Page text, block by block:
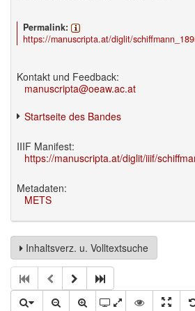
Permalink:
https://manuscripta.at/diglit/
Kontakt und Feedback:
manuscripta@oeaw.ac.at
Startseite des Bandes
IIIF Manifest:
https://manuscripta.at/diglit/iiif/
Metadaten:
METS
Inhaltsverz. u. Volltextsuche